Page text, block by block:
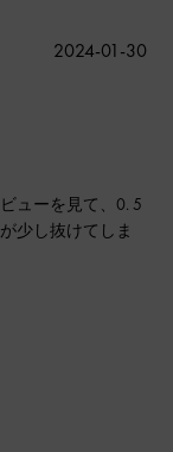
ューを見て、0. 5
少し抜けてしま
公
2024-01-30